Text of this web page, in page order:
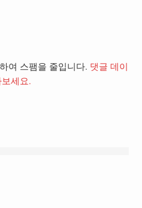
여 스팸을 줄입니다. 댓글 데이
세요.